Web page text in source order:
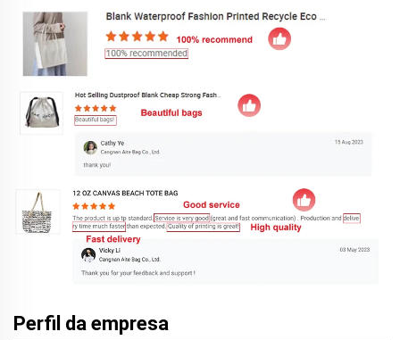
Perfil da empresa